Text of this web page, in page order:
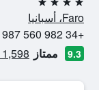
4 نجوم
Faro، أسبانيا
+34 982 560 987
9.3 ممتاز 1,598 من التقييمات تم التحقق منها